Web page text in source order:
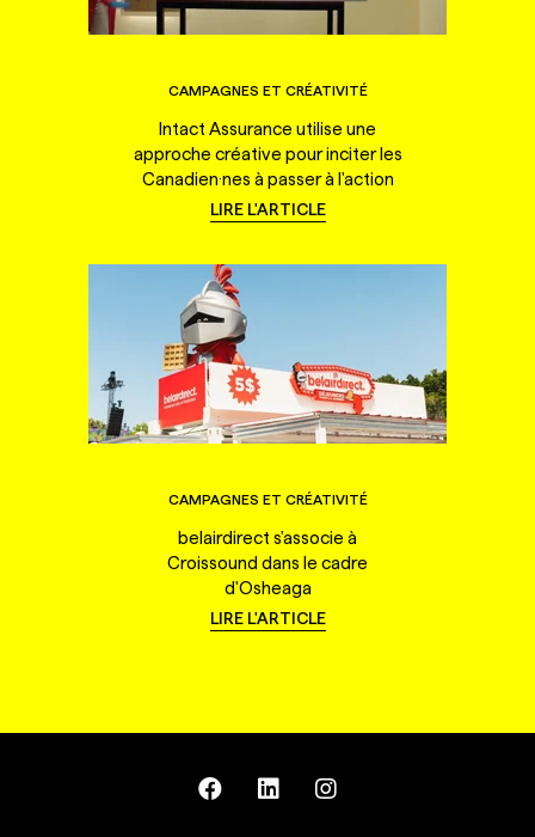
CAMPAGNES ET CRÉATIVITÉ
Intact Assurance utilise une
approche créative pour inciter les
Canadien·nes à passer à l'action
LIRE L'ARTICLE
CAMPAGNES ET CRÉATIVITÉ
belairdirect s'associe à
Croissound dans le cadre
d'Osheaga
LIRE L'ARTICLE